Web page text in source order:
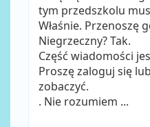
tym przedszkolu
Właśnie. Przenoszę
Niegrzeczny? Tak.
Część wiadomości
Proszę zaloguj się
zobaczyć.
. Nie rozumiem ...